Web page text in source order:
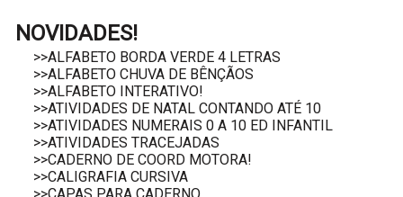
NOVIDADES!
>>ALFABETO BORDA VERDE 4 LETRAS
>>ALFABETO CHUVA DE BÊNÇÃOS
>>ALFABETO INTERATIVO!
>>ATIVIDADES DE NATAL CONTANDO ATÉ 10
>>ATIVIDADES NUMERAIS 0 A 10 ED INFANTIL
>>ATIVIDADES TRACEJADAS
>>CADERNO DE COORD MOTORA!
>>CALIGRAFIA CURSIVA